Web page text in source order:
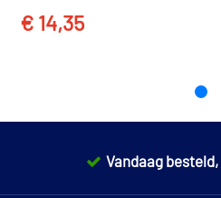
€ 14,35
Vandaag besteld,